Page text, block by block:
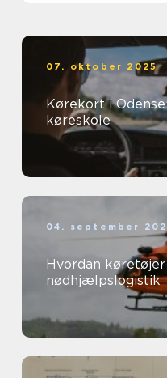
07. oktober 2025
Kørekort i
køreskole
04. september
Hvordan
nødhjælpslogistik